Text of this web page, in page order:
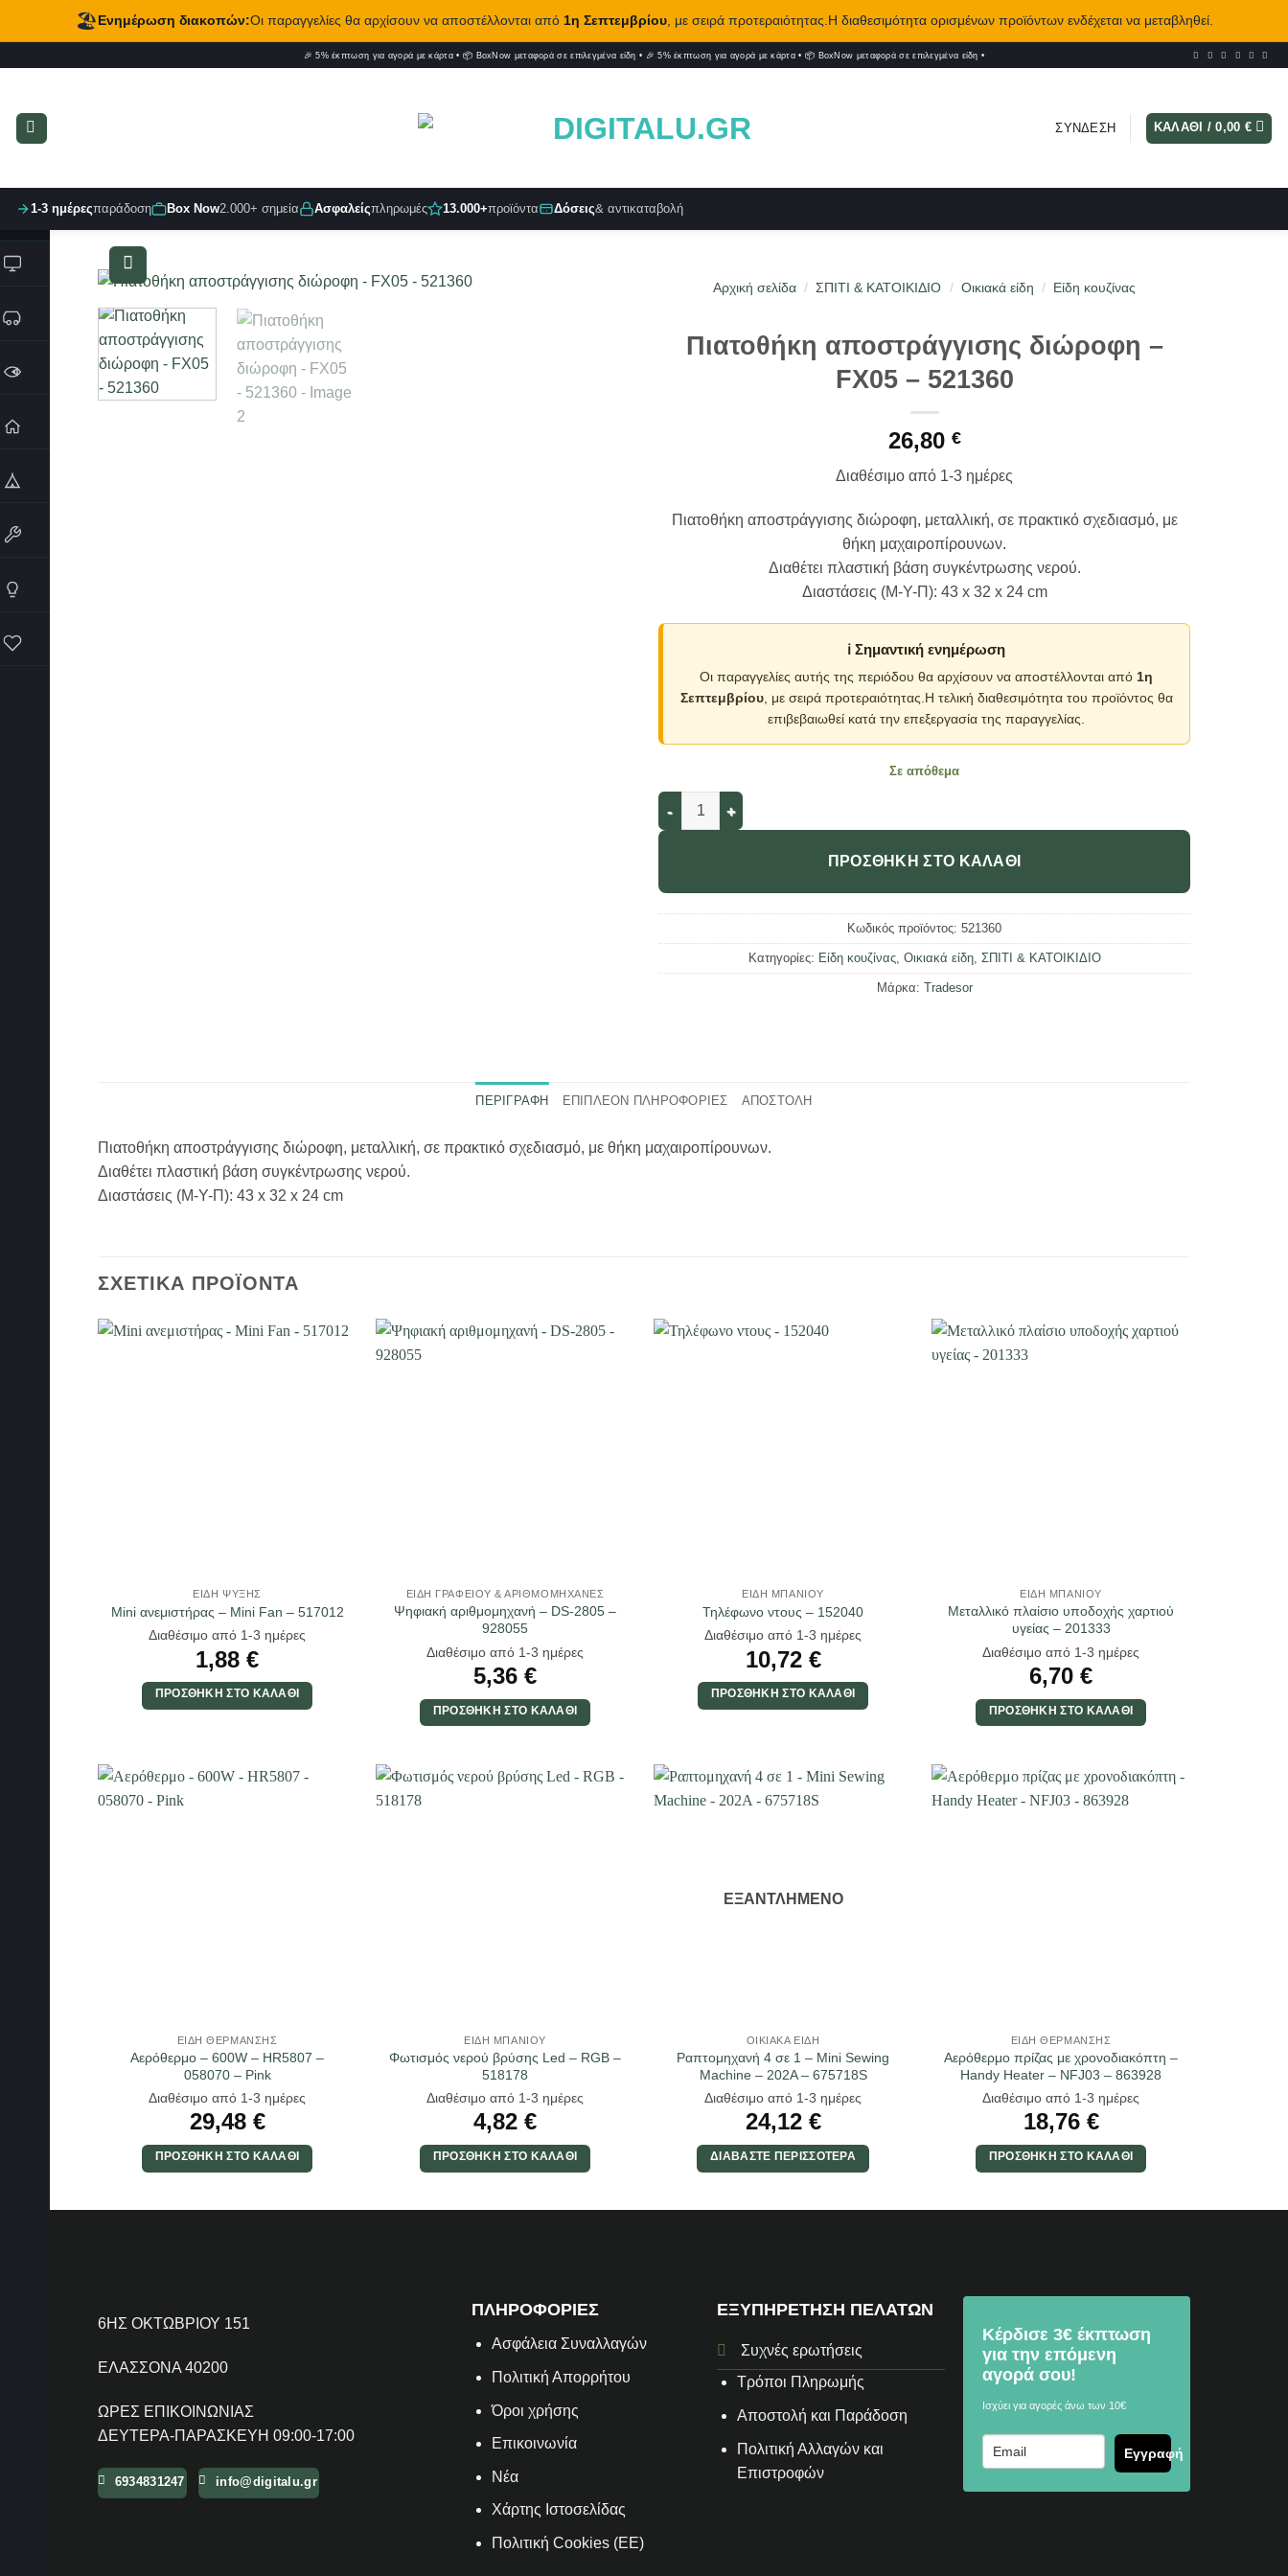
🏖️Ενημέρωση διακοπών:Οι παραγγελίες θα αρχίσουν να αποστέλλονται από 1η Σεπτεμβρίου, με σειρά προτεραιότητας.Η διαθεσιμότητα ορισμένων προϊόντων ενδέχεται να μεταβληθεί.
🎉 5% έκπτωση για αγορά με κάρτα • 📦 BoxNow μεταφορά σε επιλεγμένα είδη • 🎉 5% έκπτωση για αγορά με κάρτα • 📦 BoxNow μεταφορά σε επιλεγμένα είδη •
ΣΎΝΔΕΣΗ ΚΑΛΆΘΙ /0,00 €
1-3 ημέρεςπαράδοση Box Now2.000+ σημεία Ασφαλείςπληρωμές 13.000+προϊόντα Δόσεις& αντικαταβολή
Αρχική σελίδα / ΣΠΙΤΙ & ΚΑΤΟΙΚΙΔΙΟ / Οικιακά είδη / Είδη κουζίνας
Πιατοθήκη αποστράγγισης διώροφη –
FX05 – 521360
26,80 €
Διαθέσιμο από 1-3 ημέρες
Πιατοθήκη αποστράγγισης διώροφη, μεταλλική, σε πρακτικό σχεδιασμό, με
θήκη μαχαιροπίρουνων.
Διαθέτει πλαστική βάση συγκέντρωσης νερού.
Διαστάσεις (Μ-Υ-Π): 43 x 32 x 24 cm
ℹ️ Σημαντική ενημέρωση
Οι παραγγελίες αυτής της περιόδου θα αρχίσουν να αποστέλλονται από 1η
Σεπτεμβρίου, με σειρά προτεραιότητας.Η τελική διαθεσιμότητα του προϊόντος θα
επιβεβαιωθεί κατά την επεξεργασία της παραγγελίας.
Σε απόθεμα
Πιατοθήκη αποστράγγισης διώροφη - FX05 - 521360 ποσότητα
ΠΡΟΣΘΉΚΗ ΣΤΟ ΚΑΛΆΘΙ
Κωδικός προϊόντος: 521360
Κατηγορίες: Είδη κουζίνας, Οικιακά είδη, ΣΠΙΤΙ & ΚΑΤΟΙΚΙΔΙΟ
Μάρκα: Tradesor
ΠΕΡΙΓΡΑΦΉ ΕΠΙΠΛΈΟΝ ΠΛΗΡΟΦΟΡΊΕΣ ΑΠΟΣΤΟΛΗ
Πιατοθήκη αποστράγγισης διώροφη, μεταλλική, σε πρακτικό σχεδιασμό, με θήκη μαχαιροπίρουνων.
Διαθέτει πλαστική βάση συγκέντρωσης νερού.
Διαστάσεις (Μ-Υ-Π): 43 x 32 x 24 cm
ΣΧΕΤΙΚΆ ΠΡΟΪΌΝΤΑ
ΕΊΔΗ ΨΎΞΗΣ
Mini ανεμιστήρας – Mini Fan – 517012
Διαθέσιμο από 1-3 ημέρες
1,88 €
ΠΡΟΣΘΉΚΗ ΣΤΟ ΚΑΛΆΘΙ
ΕΊΔΗ ΓΡΑΦΕΊΟΥ & ΑΡΙΘΜΟΜΗΧΑΝΈΣ
Ψηφιακή αριθμομηχανή – DS-2805 –
928055
Διαθέσιμο από 1-3 ημέρες
5,36 €
ΠΡΟΣΘΉΚΗ ΣΤΟ ΚΑΛΆΘΙ
ΕΊΔΗ ΜΠΆΝΙΟΥ
Τηλέφωνο ντους – 152040
Διαθέσιμο από 1-3 ημέρες
10,72 €
ΠΡΟΣΘΉΚΗ ΣΤΟ ΚΑΛΆΘΙ
ΕΊΔΗ ΜΠΆΝΙΟΥ
Μεταλλικό πλαίσιο υποδοχής χαρτιού
υγείας – 201333
Διαθέσιμο από 1-3 ημέρες
6,70 €
ΠΡΟΣΘΉΚΗ ΣΤΟ ΚΑΛΆΘΙ
ΕΊΔΗ ΘΈΡΜΑΝΣΗΣ
Αερόθερμο – 600W – HR5807 –
058070 – Pink
Διαθέσιμο από 1-3 ημέρες
29,48 €
ΠΡΟΣΘΉΚΗ ΣΤΟ ΚΑΛΆΘΙ
ΕΊΔΗ ΜΠΆΝΙΟΥ
Φωτισμός νερού βρύσης Led – RGB –
518178
Διαθέσιμο από 1-3 ημέρες
4,82 €
ΠΡΟΣΘΉΚΗ ΣΤΟ ΚΑΛΆΘΙ
ΕΞΑΝΤΛΗΜΈΝΟ
ΟΙΚΙΑΚΆ ΕΊΔΗ
Ραπτομηχανή 4 σε 1 – Mini Sewing
Machine – 202A – 675718S
Διαθέσιμο από 1-3 ημέρες
24,12 €
ΔΙΑΒΆΣΤΕ ΠΕΡΙΣΣΌΤΕΡΑ
ΕΊΔΗ ΘΈΡΜΑΝΣΗΣ
Αερόθερμο πρίζας με χρονοδιακόπτη –
Handy Heater – NFJ03 – 863928
Διαθέσιμο από 1-3 ημέρες
18,76 €
ΠΡΟΣΘΉΚΗ ΣΤΟ ΚΑΛΆΘΙ
6ΗΣ ΟΚΤΩΒΡΙΟΥ 151
ΕΛΑΣΣΟΝΑ 40200
ΩΡΕΣ ΕΠΙΚΟΙΝΩΝΙΑΣ
ΔΕΥΤΕΡΑ-ΠΑΡΑΣΚΕΥΗ 09:00-17:00
6934831247 info@digitalu.gr
ΠΛΗΡΟΦΟΡΙΕΣ
Aσφάλεια Συναλλαγών
Πολιτική Απορρήτου
Όροι χρήσης
Επικοινωνία
Νέα
Χάρτης Ιστοσελίδας
Πολιτική Cookies (ΕΕ)
ΕΞΥΠΗΡΕΤΗΣΗ ΠΕΛΑΤΩΝ
Συχνές ερωτήσεις
Τρόποι Πληρωμής
Αποστολή και Παράδοση
Πολιτική Αλλαγών και
Επιστροφών
Κέρδισε 3€ έκπτωση
για την επόμενη
αγορά σου!
Ισχύει για αγορές άνω των 10€
Εγγραφή